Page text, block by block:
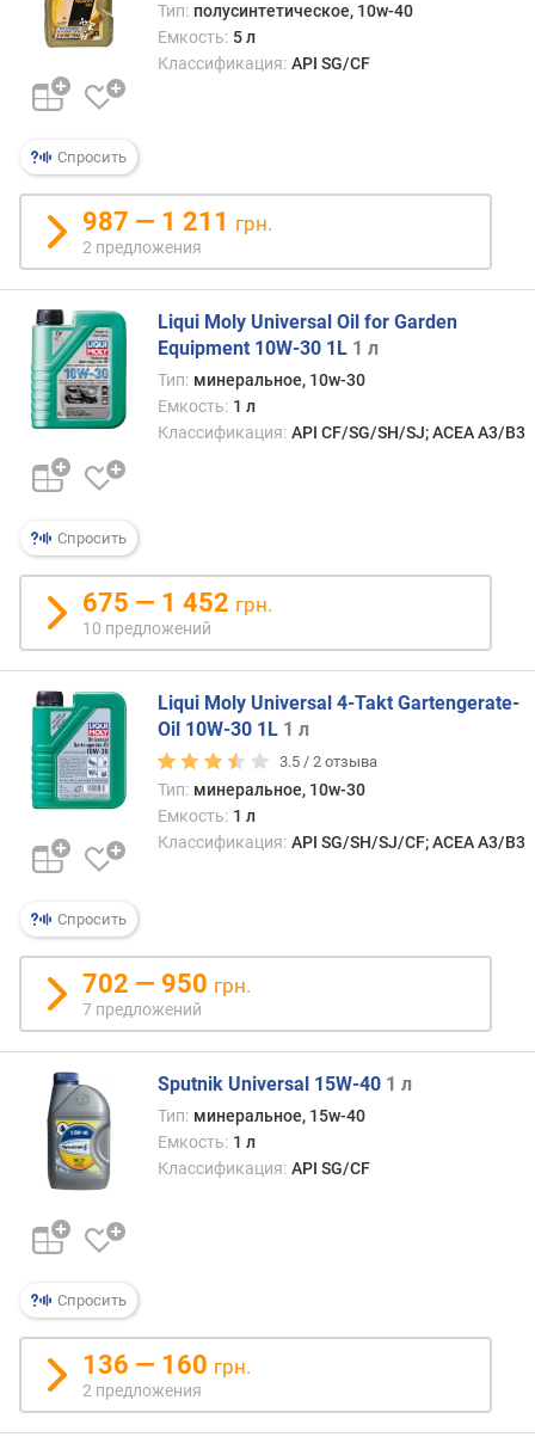
Спросить
Тип: полусинтетическое, 10w-40
Емкость: 5 л
Классификация: API SG/CF
987 — 1 211 грн.
2 предложения
Спросить
Liqui Moly Universal Oil for Garden
Equipment 10W-30 1L 1 л
Тип: минеральное, 10w-30
Емкость: 1 л
Классификация: API CF/SG/SH/SJ; ACEA A3/B3
675 — 1 452 грн.
10 предложений
Спросить
Liqui Moly Universal 4-Takt Gartengerate-
Oil 10W-30 1L 1 л
3.5 /2 отзыва
Тип: минеральное, 10w-30
Емкость: 1 л
Классификация: API SG/SH/SJ/CF; ACEA A3/B3
702 — 950 грн.
7 предложений
Спросить
Sputnik Universal 15W-40 1 л
Тип: минеральное, 15w-40
Емкость: 1 л
Классификация: API SG/CF
136 — 160 грн.
2 предложения